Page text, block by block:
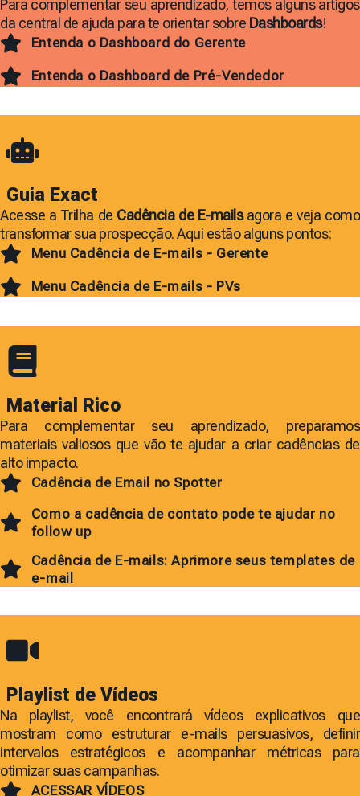
Para complementar seu aprendizado, temos alguns artigos
da central de ajuda para te orientar sobre Dashboards!
Entenda o Dashboard do Gerente
Entenda o Dashboard de Pré-Vendedor
Guia Exact
Acesse a Trilha de Cadência de E-mailsagora e veja como
transformar sua prospecção. Aqui estão alguns pontos:
Menu Cadência de E-mails - Gerente
Menu Cadência de E-mails - PVs
Material Rico
Para complementar seu aprendizado, preparamos
materiais valiosos que vão te ajudar a criar cadências de
alto impacto.
Cadência de Email no Spotter
Como a cadência de contato pode te ajudar no
follow up
Cadência de E-mails: Aprimore seus templates de
e-mail
Playlist de Vídeos
Na playlist, você encontrará vídeos explicativos que
mostram como estruturar e-mails persuasivos, definir
intervalos estratégicos e acompanhar métricas para
otimizar suas campanhas.
ACESSAR VÍDEOS